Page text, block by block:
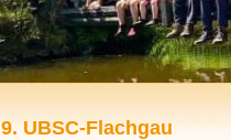
9. UBSC-Flachgau